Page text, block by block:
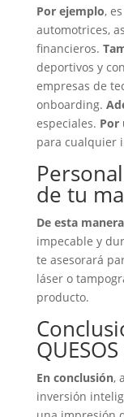
Por ejemplo,
automotrices,
financieros.
deportivos y
empresas de
onboarding.
especiales. Por
para cualquier
de tu
De esta manera
impecable y
te asesorará
láser o
producto.
En conclusión,
inversión